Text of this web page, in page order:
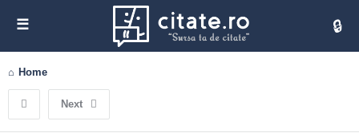
Home
Next